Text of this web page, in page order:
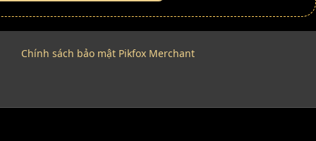
Chính sách bảo mật Pikfox Merchant